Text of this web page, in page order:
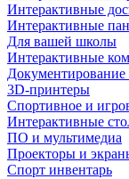
Интерактивные
Интерактивные
Для вашей школы
Интерактивные
3D-принтеры
Спортивное и
Интерактивные
ПО и мультимедиа
Проекторы и
Спорт инвентарь